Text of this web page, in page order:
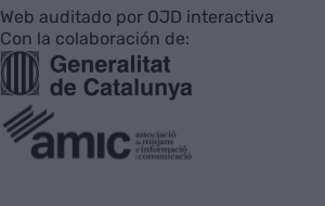
Web auditado por OJD interactiva
Con la colaboración de: